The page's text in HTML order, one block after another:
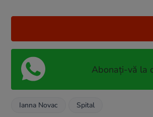
Abonați-vă la
Ianna Novac Spital